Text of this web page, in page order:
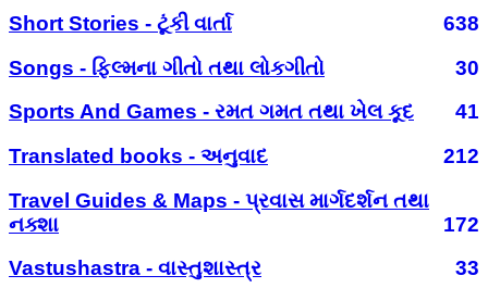
Short Stories - ટૂંકી વાર્તા
638
Songs - ફિલ્મના ગીતો તથા લોકગીતો
30
Sports And Games - રમત ગમત તથા ખેલ કૂદ
41
Translated books - અનુવાદ
212
Travel Guides & Maps - પ્રવાસ માર્ગદર્શન તથા
નક્શા
172
Vastushastra - વાસ્તુશાસ્ત્ર
33